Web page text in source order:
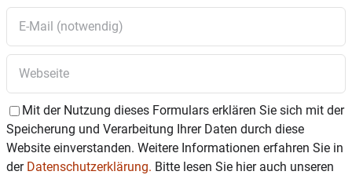
Mit der Nutzung dieses Formulars erklären Sie sich mit der
Speicherung und Verarbeitung Ihrer Daten durch diese
Website einverstanden. Weitere Informationen erfahren Sie in
der Datenschutzerklärung. Bitte lesen Sie hier auch unseren